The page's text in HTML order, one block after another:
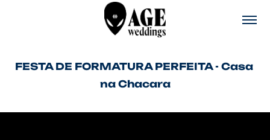
FESTA DE FORMATURA PERFEITA - Casa
na Chacara